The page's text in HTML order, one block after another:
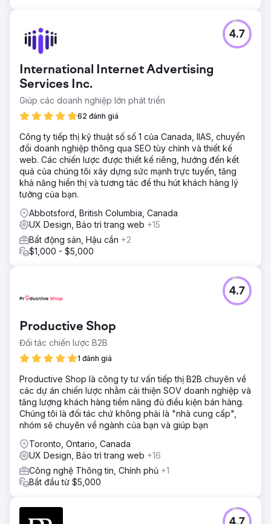
International Internet Advertising
Services Inc.
Giúp các doanh nghiệp lớn phát triển
62 đánh giá
4.7
Công ty tiếp thị kỹ thuật số số 1 của Canada, IIAS, chuyển
đổi doanh nghiệp thông qua SEO tùy chỉnh và thiết kế
web. Các chiến lược được thiết kế riêng, hướng đến kết
quả của chúng tôi xây dựng sức mạnh trực tuyến, tăng
khả năng hiển thị và tương tác để thu hút khách hàng lý
tưởng của bạn.
Abbotsford, British Columbia, Canada
UX Design, Bảo trì trang web +15
Bất động sản, Hậu cần +2
$1,000 - $5,000
Productive Shop
Đối tác chiến lược B2B
1 đánh giá
4.7
Productive Shop là công ty tư vấn tiếp thị B2B chuyên về
các dự án chiến lược nhằm cải thiện SOV doanh nghiệp và
tăng lượng khách hàng tiềm năng đủ điều kiện bán hàng.
Chúng tôi là đối tác chứ không phải là "nhà cung cấp",
nhóm sẽ chuyên về ngành của bạn và giúp bạn
Toronto, Ontario, Canada
UX Design, Bảo trì trang web +16
Công nghệ Thông tin, Chính phủ +1
Bắt đầu từ $5,000